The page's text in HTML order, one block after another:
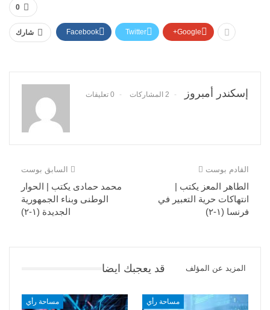
0
شارك Facebook Twitter Google+
إسكندر أمبروز 2 المشاركات 0 تعليقات
السابق بوست
محمد حمادى يكتب | الحوار
الوطنى وبناء الجمهورية
الجديدة (١-٢)
القادم بوست
الطاهر المعز يكتب |
انتهاكات حرية التعبير في
فرنسا (١-٢)
قد يعجبك ايضا المزيد عن المؤلف
مساحة رأي مساحة رأي